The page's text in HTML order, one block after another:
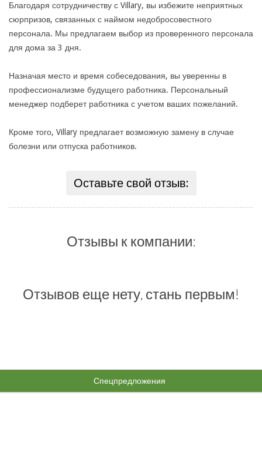
Благодаря сотрудничеству с Villary, вы избежите неприятных
сюрпризов, связанных с наймом недобросовестного
персонала. Мы предлагаем выбор из проверенного персонала
для дома за 3 дня.
Назначая место и время собеседования, вы уверенны в
профессионализме будущего работника. Персональный
менеджер подберет работника с учетом ваших пожеланий.
Кроме того, Villary предлагает возможную замену в случае
болезни или отпуска работников.
Оставьте свой отзыв:
Отзывы к компании:
Отзывов еще нету, стань первым!
Спецпредложения